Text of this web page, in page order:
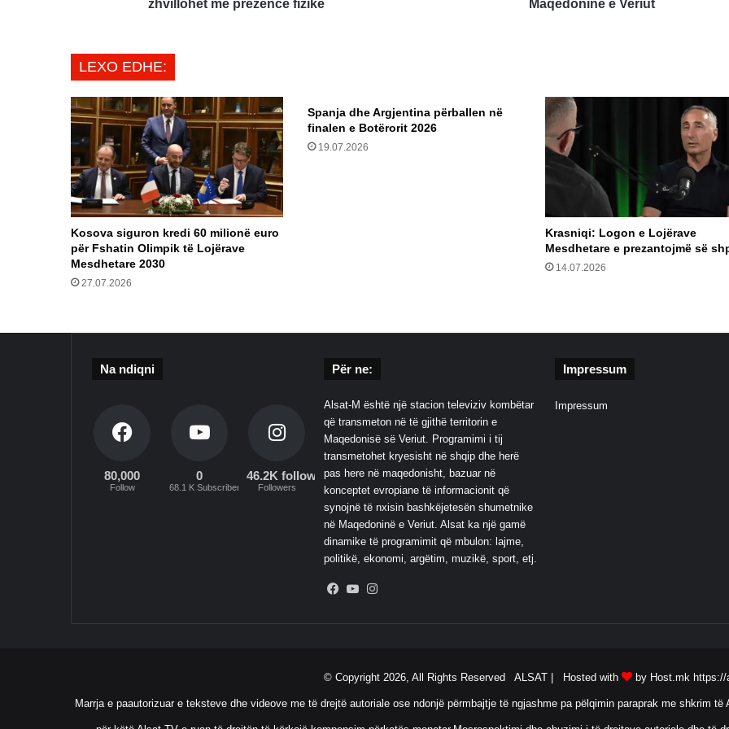
fizike
zhvillohet me prezencë fizike Maqedoninë e Veriut
LEXO EDHE:
Kosova siguron kredi 60 milionë euro
për Fshatin Olimpik të Lojërave
Mesdhetare 2030
27.07.2026
Spanja dhe Argjentina përballen në
finalen e Botërorit 2026
19.07.2026
Krasniqi: Logon e Lojërave
Mesdhetare e prezantojmë së
14.07.2026
Na ndiqni
80,000
Follow
0
68.1 K Subscribers
46.2K followers
Followers
Për ne:
Alsat-M është një stacion televiziv kombëtar
që transmeton në të gjithë territorin e
Maqedonisë së Veriut. Programimi i tij
transmetohet kryesisht në shqip dhe herë
pas here në maqedonisht, bazuar në
konceptet evropiane të informacionit që
synojnë të nxisin bashkëjetesën shumetnike
në Maqedoninë e Veriut. Alsat ka një gamë
dinamike të programimit që mbulon: lajme,
politikë, ekonomi, argëtim, muzikë, sport, etj.
Facebook
YouTube
Impressum
Impressum
© Copyright 2026, All Rights Reserved ALSAT | Hosted with by Host.mk
Marrja e paautorizuar e teksteve dhe videove me të drejtë autoriale ose ndonjë përmbajtje të ngjashme pa pëlqimin paraprak me shkrim